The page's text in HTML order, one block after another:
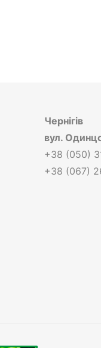
Чернігів
вул.
+38 (050)
+38 (067)